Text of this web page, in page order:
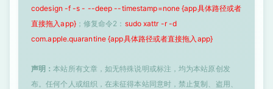
codesign -f -s - --deep --timestamp=none {app具体路径或者
直接拖入app}；修复命令2： sudo xattr -r -d
com.apple.quarantine {app具体路径或者直接拖入app}
声明：本站所有文章，如无特殊说明或标注，均为本站原创发
布。任何个人或组织，在未征得本站同意时，禁止复制、盗用、